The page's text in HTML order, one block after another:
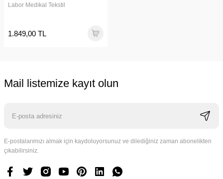
Labor Medikal Tekstil
1.849,00 TL
Mail listemize kayıt olun
E-postalarımızı almak için kaydoluyorsunuz ve dilediğiniz zaman abonelikten
çıkabilirsiniz.